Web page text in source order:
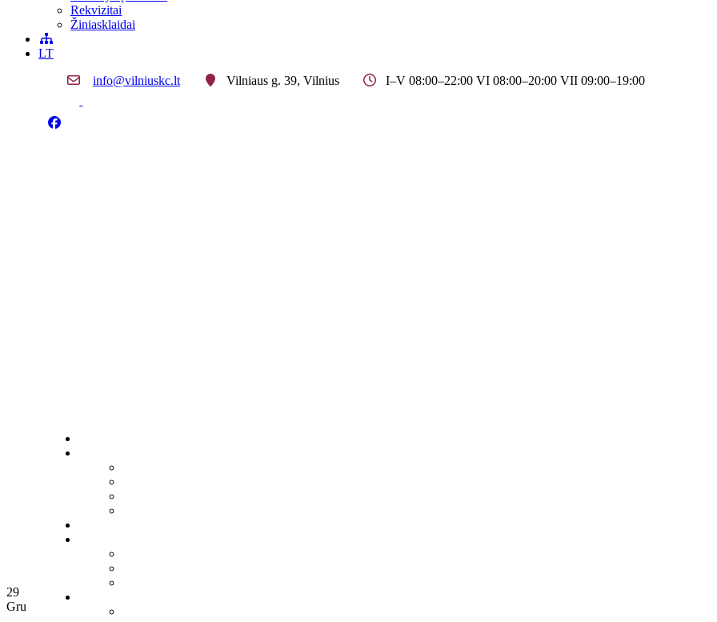
Rekvizitai
Žiniasklaidai
LT
info@vilniuskc.lt
Vilniaus g. 39, Vilnius I–V 08:00–22:00 VI 08:00–20:00 VII 09:00–19:00
29
Gru